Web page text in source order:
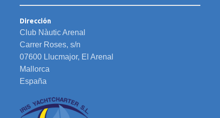
Dirección
Club Nàutic Arenal
Carrer Roses, s/n
07600 Llucmajor, El Arenal
Mallorca
España